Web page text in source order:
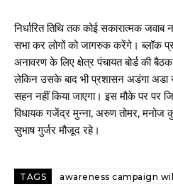
निर्धारित तिथि तक कोई सकारात्मक जवाब न
सभा कर लोगों को जागरुक करेंगे। ब्लॉक
अनावरण के लिए क्षेत्र पंचायत बोर्ड की
लेकिन उसके बाद भी प्रशासन अडंगा अडा
सहन नहीं किया जाएगा। इस मौके पर पर
विधायक गजेंद्र मुन्ना, अरुण तोमर, मनोज
सुभाष गुर्जर मौजूद रहे।
TAGS awareness campaign